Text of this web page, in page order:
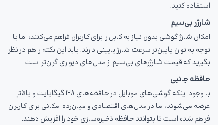
استفاده کنید.
شارژر بی‌سیم
امکان شارژ گوشی بدون نیاز به کابل را برای کاربران فراهم می‌کنند، اما با
توجه به توان پایین‌تر سرعت شارژ پایینی دارند. باید این نکته را هم در نظر
بگیرید که قیمت شارژرهای بی‌سیم از مدل‌های دیواری گران‌تر است.
حافظه جانبی
با وجود اینکه گوشی‌های موبایل در حافظه‌های ۱۲۸ گیگابایت و بالاتر
عرضه می‌شوند، اما در مدل‌های اقتصادی و میان‌رده امکانی برای کاربران
فراهم شده است تا بتوانند حافظه ذخیره‌سازی خود را افزایش دهند.